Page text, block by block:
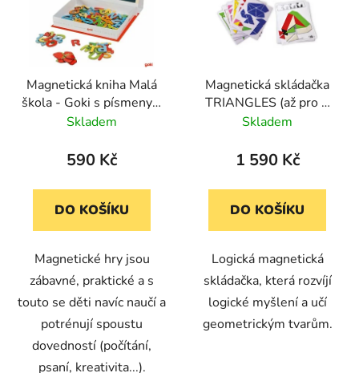
Magnetická kniha Malá
škola - Goki s písmeny a
čísly
Skladem
590 Kč
DO KOŠÍKU
Magnetické hry jsou
zábavné, praktické a s
touto se děti navíc naučí a
potrénují spoustu
dovedností (počítání,
psaní, kreativita...).
Magnetická skládačka
TRIANGLES (až pro 4
dětí)
Skladem
1 590 Kč
DO KOŠÍKU
Logická magnetická
skládačka, která rozvíjí
logické myšlení a učí
geometrickým tvarům.